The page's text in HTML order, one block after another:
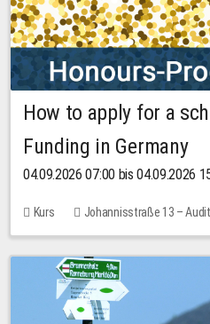
How to apply for a
Funding in Germany
04.09.2026 07:00 bis 04.09.2026
Kurs
Johannisstraße 13 –
Keine freien Plätze